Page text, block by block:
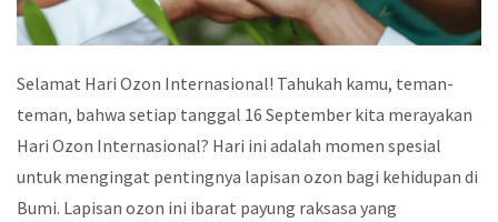
Selamat Hari Ozon Internasional! Tahukah kamu, teman-
teman, bahwa setiap tanggal 16 September kita merayakan
Hari Ozon Internasional? Hari ini adalah momen spesial
untuk mengingat pentingnya lapisan ozon bagi kehidupan di
Bumi. Lapisan ozon ini ibarat payung raksasa yang